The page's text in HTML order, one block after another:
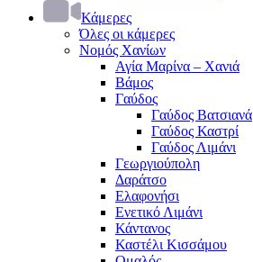
Κάμερες
Όλες οι κάμερες
Νομός Χανίων
Αγία Μαρίνα – Χανιά
Βάμος
Γαύδος
Γαύδος Βατσιανά
Γαύδος Καστρί
Γαύδος Λιμάνι
Γεωργιούπολη
Δαράτσο
Ελαφονήσι
Ενετικό Λιμάνι
Κάντανος
Καστέλι Κισσάμου